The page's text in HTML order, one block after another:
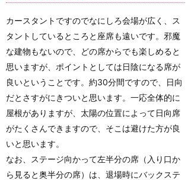
カースタントですのでなにしろ会場が広く、ス
タントしているところと座席も遠いです。邪魔
な建物もないので、どの席からでも楽しめると
思いますが、ポイントとしては日陰になる席が
良いということです。約30分間ですので、日向
だとさすがにきついと思います。一応全体的に
屋根がありますが、太陽の位置によって日向席
がたくさんできますので、そこは避けた方が良
いと思います。
なお、ステージ向かって左半分の席（入り口か
ら見ると奥半分の席）は、退場時にバックステ